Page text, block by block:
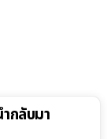
กลับมา